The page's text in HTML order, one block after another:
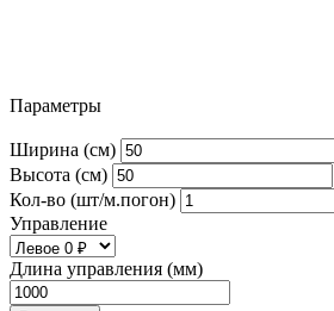
Параметры
Ширина (см)
Высота (см)
Кол-во (шт/м.погон)
Управление
Длина управления (мм)